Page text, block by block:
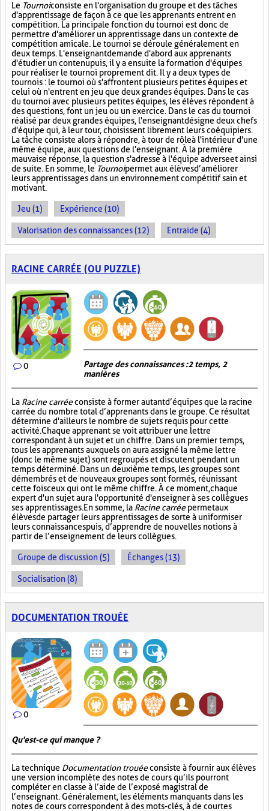
Le Tournoiconsiste en l'organisation du groupe et des tâches
d'apprentissage de façon à ce que les apprenants entrent en
compétition. La principale fonction du tournoi est donc de
permettre d'améliorer un apprentissage dans un contexte de
compétition amicale. Le tournoi se déroule généralement en
deux temps. L'enseignant demande d'abord aux apprenants
d'étudier un contenu puis, il y a ensuite la formation d'équipes
pour réaliser le tournoi proprement dit. Il y a deux types de
tournois : le tournoi où s'affrontent plusieurs petites équipes et
celui où n'entrent en jeu que deux grandes équipes. Dans le cas
du tournoi avec plusieurs petites équipes, les élèves répondent à
des questions, font un jeu ou un exercice. Dans le cas du tournoi
réalisé par deux grandes équipes, l'enseignant désigne deux chefs
d'équipe qui, à leur tour, choisissent librement leurs coéquipiers.
La tâche consiste alors à répondre, à tour de rôle à l'intérieur d'une
même équipe, aux questions de l'enseignant. À la première
mauvaise réponse, la question s'adresse à l'équipe adverse et ainsi
de suite. En somme, le Tournoipermet aux élèves d’améliorer
leurs apprentissages dans un environnement compétitif sain et
motivant.
Jeu (1) Expérience (10)
Valorisation des connaissances (12) Entraide (4)
RACINE CARRÉE (OU PUZZLE)
0
Partage des connaissances : 2 temps, 2
manières
La Racine carréeconsiste à former autant d’équipes que la racine
carrée du nombre total d’apprenants dans le groupe. Ce résultat
détermine d'ailleurs le nombre de sujets requis pour cette
activité. Chaque apprenant se voit attribuer une lettre
correspondant à un sujet et un chiffre. Dans un premier temps,
tous les apprenants auxquels on aura assigné la même lettre
(donc le même sujet) sont regroupés et discutent pendant un
temps déterminé. Dans un deuxième temps, les groupes sont
démembrés et de nouveaux groupes sont formés, réunissant
cette fois ceux qui ont le même chiffre. À ce moment, chaque
expert d'un sujet aura l'opportunité d'enseigner à ses collègues
ses apprentissages. En somme, la Racine carréepermet aux
élèves de partager leurs apprentissages de sorte à uniformiser
leurs connaissances puis, d’apprendre de nouvelles notions à
partir de l’enseignement de leurs collègues.
Groupe de discussion (5) Échanges (13)
Socialisation (8)
DOCUMENTATION TROUÉE
0
Qu'est-ce qui manque ?
La technique Documentation trouéeconsiste à fournir aux élèves
une version incomplète des notes de cours qu’ils pourront
compléter en classe à l’aide de l’exposé magistral de
l’enseignant. Généralement, les éléments manquants dans les
notes de cours correspondent à des mots-clés, à de courtes